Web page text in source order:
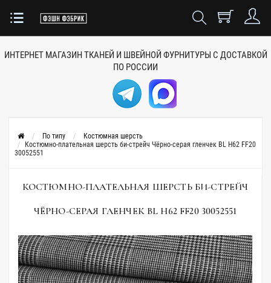
ИНТЕРНЕТ МАГАЗИН ТКАНЕЙ И ШВЕЙНОЙ ФУРНИТУРЫ С ДОСТАВКОЙ
ПО РОССИИ
По типу
Костюмная шерсть
Костюмно-плательная шерсть би-стрейч Чёрно-серая гленчек BL H62 FF20
30052551
КОСТЮМНО-ПЛАТЕЛЬНАЯ ШЕРСТЬ БИ-СТРЕЙЧ
ЧЁРНО-СЕРАЯ ГЛЕНЧЕК BL H62 FF20 30052551